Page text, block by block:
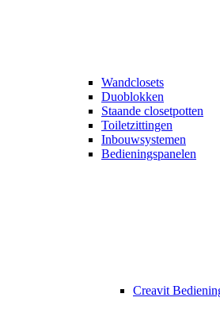
Wandclosets
Duoblokken
Staande closetpotten
Toiletzittingen
Inbouwsystemen
Bedieningspanelen
Creavit